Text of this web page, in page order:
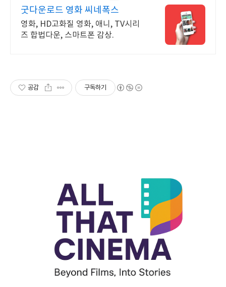
굿다운로드 영화 씨네폭스
영화, HD고화질 영화, 애니, TV시리
즈 합법다운, 스마트폰 감상.
공감 구독하기